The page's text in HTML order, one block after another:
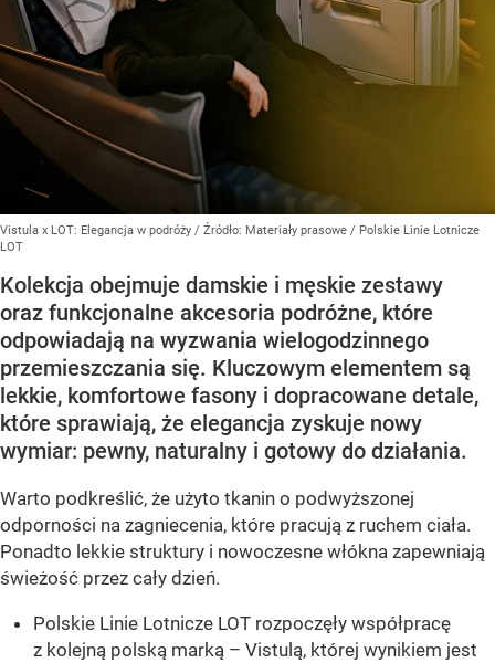
Vistula x LOT: Elegancja w podróży / Źródło: Materiały prasowe / Polskie Linie Lotnicze
LOT
Kolekcja obejmuje damskie i męskie zestawy
oraz funkcjonalne akcesoria podróżne, które
odpowiadają na wyzwania wielogodzinnego
przemieszczania się. Kluczowym elementem są
lekkie, komfortowe fasony i dopracowane detale,
które sprawiają, że elegancja zyskuje nowy
wymiar: pewny, naturalny i gotowy do działania.
Warto podkreślić, że użyto tkanin o podwyższonej
odporności na zagniecenia, które pracują z ruchem ciała.
Ponadto lekkie struktury i nowoczesne włókna zapewniają
świeżość przez cały dzień.
Polskie Linie Lotnicze LOT rozpoczęły współpracę
z kolejną polską marką – Vistulą, której wynikiem jest